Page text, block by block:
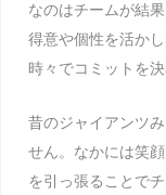
なのはチームが結
得意や個性を活か
時々でコミットを
昔のジャイアンツ
せん。なかには笑
を引っ張ることで